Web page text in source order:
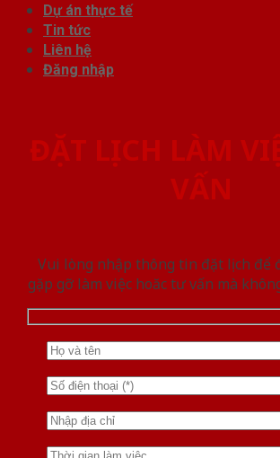
Dự án thực tế
Tin tức
Liên hệ
Đăng nhập
ĐẶT LỊCH LÀM
VẤN
Vui lòng nhập thông tin đặt lịch để
gặp gỡ làm việc hoăc tư vấn mà